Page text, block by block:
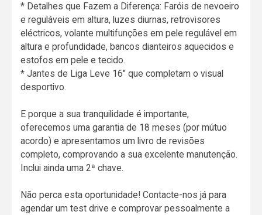
* Detalhes que Fazem a Diferença: Faróis de nevoeiro
e reguláveis em altura, luzes diurnas, retrovisores
eléctricos, volante multifunções em pele regulável em
altura e profundidade, bancos dianteiros aquecidos e
estofos em pele e tecido.
* Jantes de Liga Leve 16" que completam o visual
desportivo.
E porque a sua tranquilidade é importante,
oferecemos uma garantia de 18 meses (por mútuo
acordo) e apresentamos um livro de revisões
completo, comprovando a sua excelente manutenção.
Inclui ainda uma 2ª chave.
Não perca esta oportunidade! Contacte-nos já para
agendar um test drive e comprovar pessoalmente a